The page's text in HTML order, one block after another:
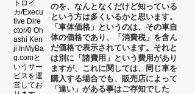
のを、なんとなくだけど知っている
という方は多くいるかと思います。
「車体価格」というのは、その車自
体の価格であり、「消費税」を含ん
だ価格で表示されています。それと
は別に「諸費用」という費用があり
ますが、これに関しては、同じ車を
購入する場合でも、販売店によって
「違い」がある事はご存知でした
今日は何の日(9月）
「防災」関連
人気まとめ